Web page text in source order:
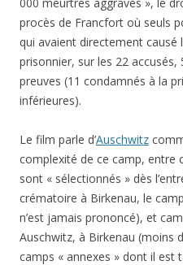
procès de Francfort où seuls
qui avaient directement causé
prisonnier, sur les 22
preuves (11 condamnés à la
inférieures).
Le film parle d’Auschwitz
complexité de ce camp, entre
sont « sélectionnés » dès
crématoire à Birkenau, le
n’est jamais prononcé), et
Auschwitz, à Birkenau (moins
camps « annexes » dont il est